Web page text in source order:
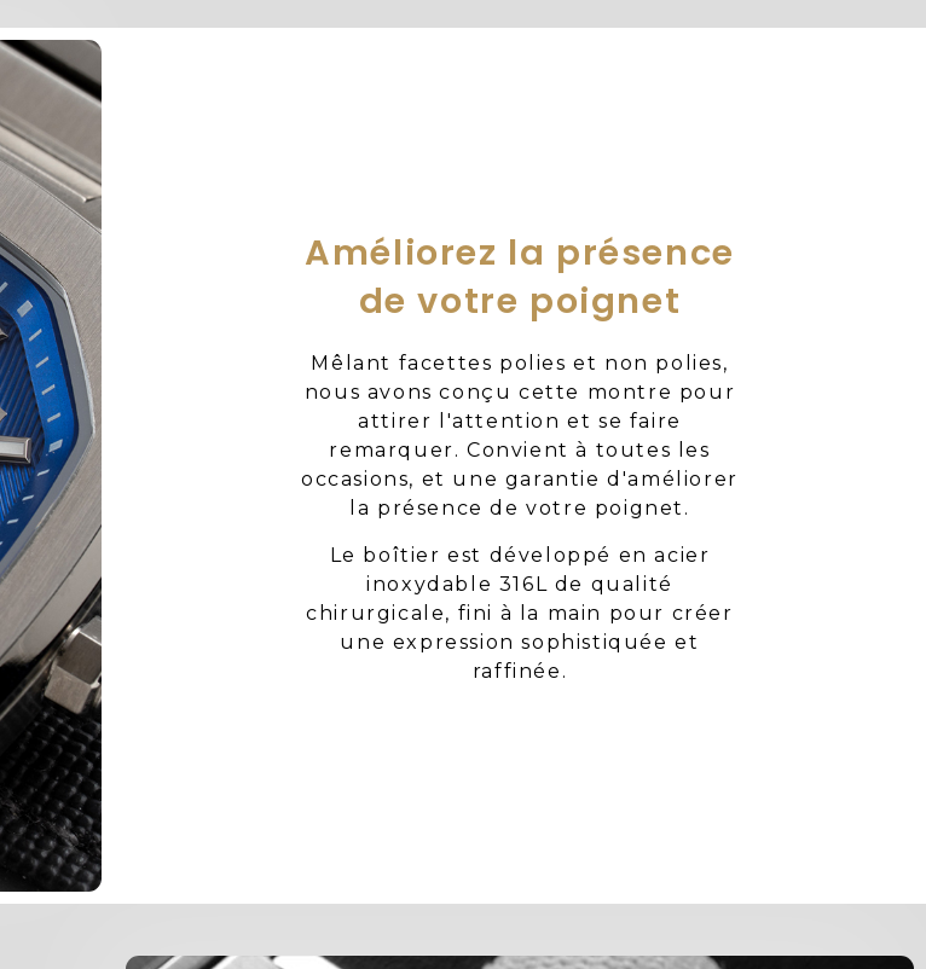
Améliorez la présence
de votre poignet
Mêlant facettes polies et non polies,
nous avons conçu cette montre pour
attirer l'attention et se faire
remarquer. Convient à toutes les
occasions, et une garantie d'améliorer
la présence de votre poignet.
Le boîtier est développé en acier
inoxydable 316L de qualité
chirurgicale, fini à la main pour créer
une expression sophistiquée et
raffinée.